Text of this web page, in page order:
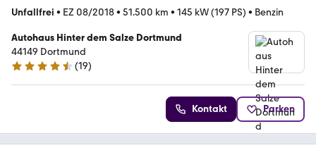
Unfallfrei • EZ 08/2018• 51.500 km • 145 kW (197 PS) • Benzin
Autohaus Hinter dem Salze Dortmund
44149 Dortmund
4.4 Sterne
(19)
Kontakt Parken